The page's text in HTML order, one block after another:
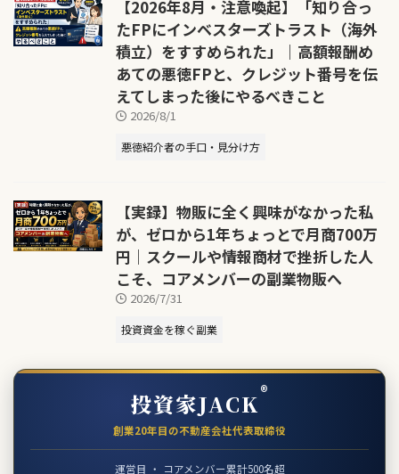
【2026年8月・注意喚起】「知り合っ
たFPにインベスターズトラスト（海外
積立）をすすめられた」｜高額報酬め
あての悪徳FPと、クレジット番号を伝
えてしまった後にやるべきこと
2026/8/1
悪徳紹介者の手口・見分け方
【実録】物販に全く興味がなかった私
が、ゼロから1年ちょっとで月商700万
円｜スクールや情報商材で挫折した人
こそ、コアメンバーの副業物販へ
2026/7/31
投資資金を稼ぐ副業
投資家JACK®
創業20年目の不動産会社代表取締役
運営目 ・ コアメンバー累計500名超